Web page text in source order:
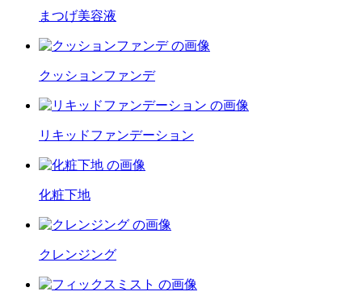
まつげ美容液
クッションファンデ
リキッドファンデーション
化粧下地
クレンジング